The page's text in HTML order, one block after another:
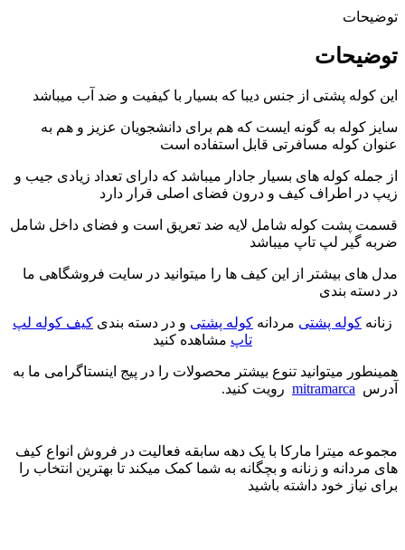
توضیحات
توضیحات
این کوله پشتی از جنس دیبا که بسیار با کیفیت و ضد آب میباشد
سایز کوله به گونه ایست که هم برای دانشجویان عزیز و هم به
عنوان کوله مسافرتی قابل استفاده است
از جمله کوله های بسیار جادار میباشد که دارای تعداد زیادی جیب و
زیپ در اطراف کیف و درون فضای اصلی قرار دارد
قسمت پشت کوله شامل لایه ضد تعریق است و فضای داخل شامل
ضربه گیر لپ تاپ میباشد
مدل های بیشتر از این کیف ها را میتوانید در سایت فروشگاهی ما
در دسته بندی
زنانه کوله پشتی مردانه کوله پشتی و در دسته بندی کیف کوله لپ
تاپ مشاهده کنید
همینطور میتوانید تنوع بیشتر محصولات را در پیج اینستاگرامی ما به
آدرس mitramarca رویت کنید.
مجموعه میترا مارکا با یک دهه سابقه فعالیت در فروش انواع کیف
های مردانه و زنانه و بچگانه به شما کمک میکند تا بهترین انتخاب را
برای نیاز خود داشته باشید